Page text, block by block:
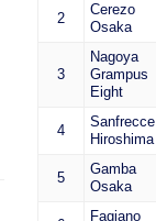
2
Cerezo
Osaka
3
Nagoya
Grampus
Eight
4
Sanfrecce
Hiroshima
5
Gamba
Osaka
Fagiano